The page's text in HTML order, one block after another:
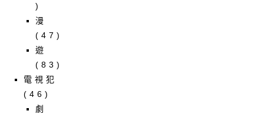
)
漫
(47)
遊
(83)
電視犯
(46)
劇